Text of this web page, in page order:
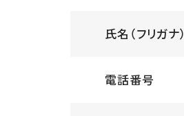
氏名（フリガナ）
電話番号